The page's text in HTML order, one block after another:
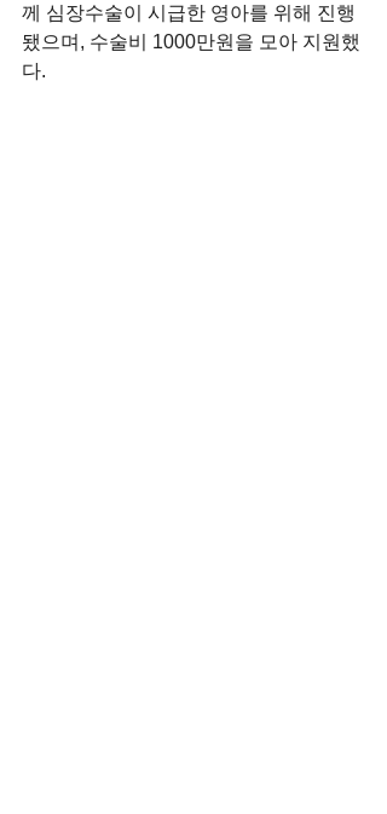
께 심장수술이 시급한 영아를 위해 진행
됐으며, 수술비 1000만원을 모아 지원했
다.